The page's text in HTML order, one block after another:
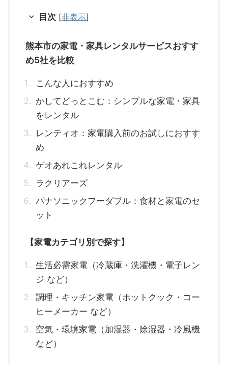
目次 [非表示]
熊本市の家電・家具レンタルサービスおすす
め5社を比較
こんな人におすすめ
かしてどっとこむ：シンプルな家電・家具
をレンタル
レンティオ：家電購入前のお試しにおすす
め
ゲオあれこれレンタル
ラクリアーズ
パナソニックフーダブル：食材と家電のセ
ット
【家電カテゴリ別で探す】
生活必需家電（冷蔵庫・洗濯機・電子レン
ジ など）
調理・キッチン家電（ホットクック・コー
ヒーメーカー など）
空気・環境家電（加湿器・除湿器・冷風機
など）